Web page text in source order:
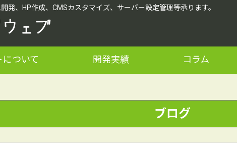
発、HP作成、CMSカスタマイズ、サーバー設定管理等承ります。
について 開発実績 コラム
ブログ